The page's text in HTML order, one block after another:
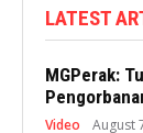
LATEST
MGPerak:
Video August